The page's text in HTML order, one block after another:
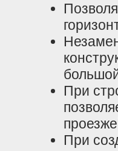
При
При